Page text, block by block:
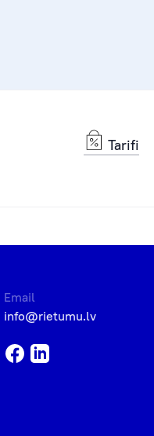
Tarifi
Email
info@rietumu.lv